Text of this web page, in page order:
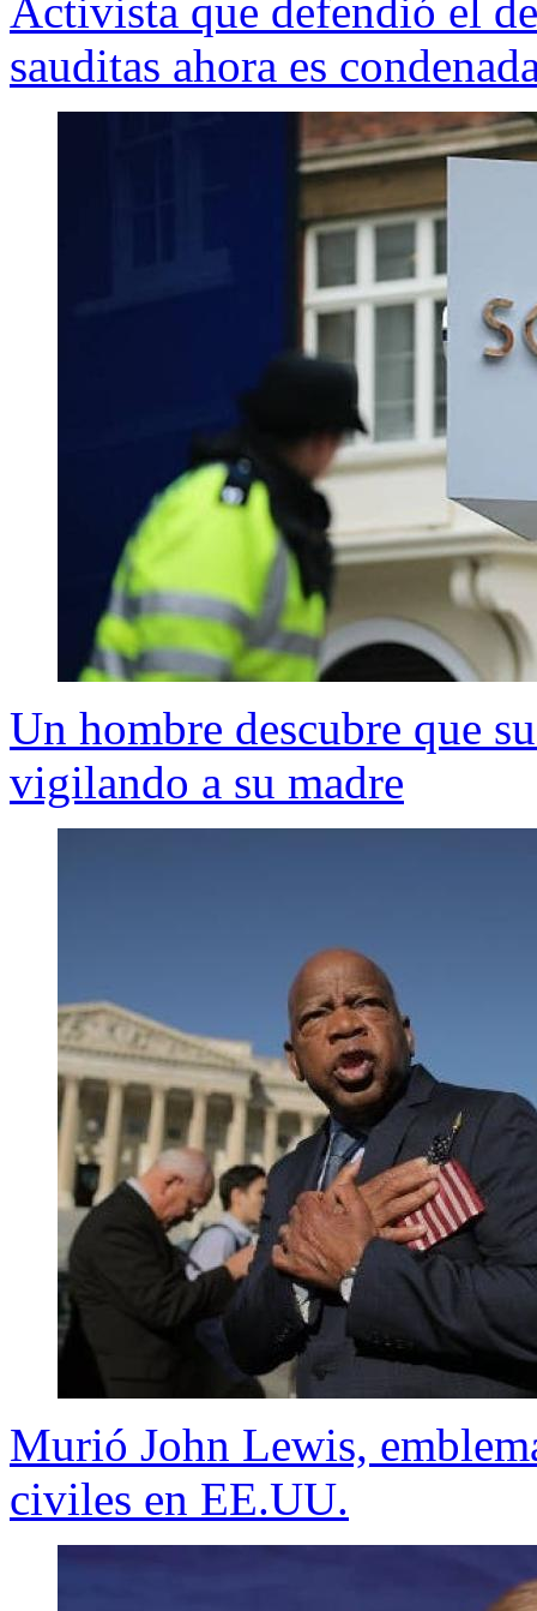
Activista que defendió el
sauditas ahora es
Un hombre descubre que
vigilando a su madre
Murió John Lewis,
civiles en EE.UU.